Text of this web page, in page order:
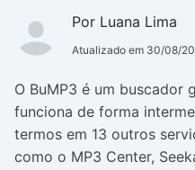
Por Luana Lima
Atualizado em 30/08/
O BuMP3 é um buscador
funciona de forma
termos em 13 outros
como o MP3 Center,